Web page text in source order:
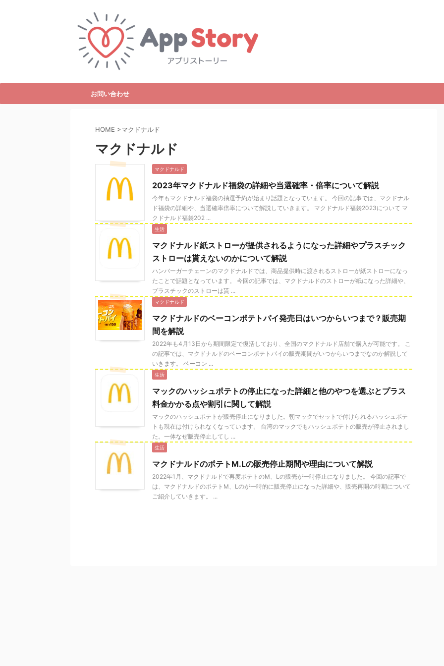
お問い合わせ
HOME >マクドナルド
マクドナルド
マクドナルド
2023年マクドナルド福袋の詳細や当選確率・倍率について解説
今年もマクドナルド福袋の抽選予約が始まり話題となっています。 今回の記事では、マクドナル
ド福袋の詳細や、当選確率倍率について解説していきます。 マクドナルド福袋2023について マ
クドナルド福袋202 ...
生活
マクドナルド紙ストローが提供されるようになった詳細やプラスチック
ストローは貰えないのかについて解説
ハンバーガーチェーンのマクドナルドでは、商品提供時に渡されるストローが紙ストローになっ
たことで話題となっています。 今回の記事では、マクドナルドのストローが紙になった詳細や、
プラスチックのストローは貰 ...
マクドナルド
マクドナルドのベーコンポテトパイ発売日はいつからいつまで？販売期
間を解説
2022年も4月13日から期間限定で復活しており、全国のマクドナルド店舗で購入が可能です。 こ
の記事では、マクドナルドのベーコンポテトパイの販売期間がいつからいつまでなのか解説して
いきます。 ベーコン ...
生活
マックのハッシュポテトの停止になった詳細と他のやつを選ぶとプラス
料金かかる点や割引に関して解説
マックのハッシュポテトが販売停止になりました。朝マックでセットで付けられるハッシュポテ
トも現在は付けられなくなっています。 台湾のマックでもハッシュポテトの販売が停止されまし
た。一体なぜ販売停止してし ...
生活
マクドナルドのポテトM.Lの販売停止期間や理由について解説
2022年1月、マクドナルドで再度ポテトのM、Lの販売が一時停止になりました。 今回の記事で
は、マクドナルドのポテトM、Lのが一時的に販売停止になった詳細や、販売再開の時期について
ご紹介していきます。 ...